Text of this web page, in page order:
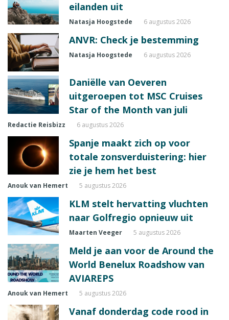
eilanden uit
Natasja Hoogstede 6 augustus 2026
ANVR: Check je bestemming
Natasja Hoogstede 6 augustus 2026
Daniëlle van Oeveren
uitgeroepen tot MSC Cruises
Star of the Month van juli
Redactie Reisbizz 6 augustus 2026
Spanje maakt zich op voor
totale zonsverduistering: hier
zie je hem het best
Anouk van Hemert 5 augustus 2026
KLM stelt hervatting vluchten
naar Golfregio opnieuw uit
Maarten Veeger 5 augustus 2026
Meld je aan voor de Around the
World Benelux Roadshow van
AVIAREPS
Anouk van Hemert 5 augustus 2026
Vanaf donderdag code rood in